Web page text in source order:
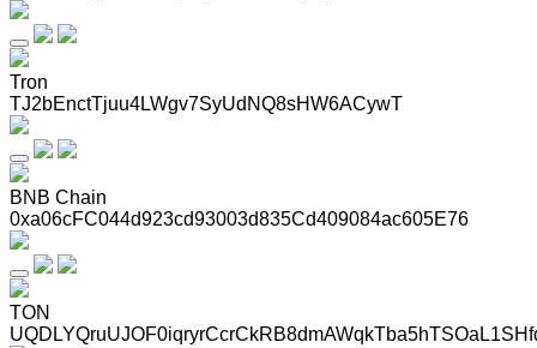
Tron
TJ2bEnctTjuu4LWgv7SyUdNQ8sHW6ACywT
BNB Chain
0xa06cFC044d923cd93003d835Cd409084ac605E76
TON